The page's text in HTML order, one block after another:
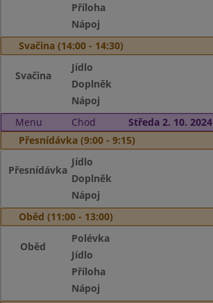
Příloha
Nápoj
Svačina (14:00 - 14:30)
Svačina
Jídlo
Doplněk
Nápoj
Menu
Chod
Středa 2. 10. 2024
Přesnídávka (9:00 - 9:15)
Přesnídávka
Jídlo
Doplněk
Nápoj
Oběd (11:00 - 13:00)
Oběd
Polévka
Jídlo
Příloha
Nápoj